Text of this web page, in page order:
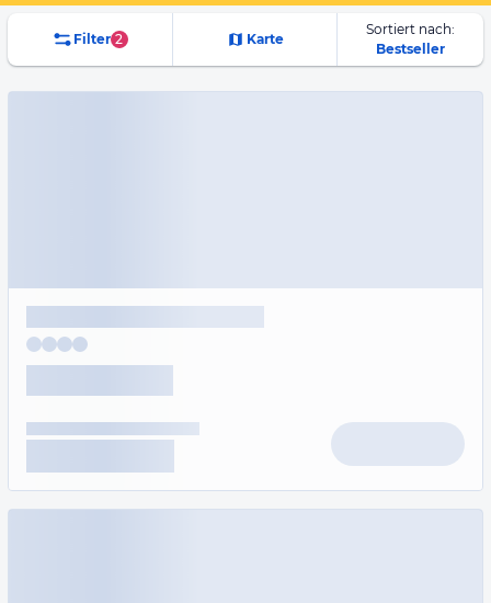
Filter 2 Karte
Sortiert nach:
Bestseller